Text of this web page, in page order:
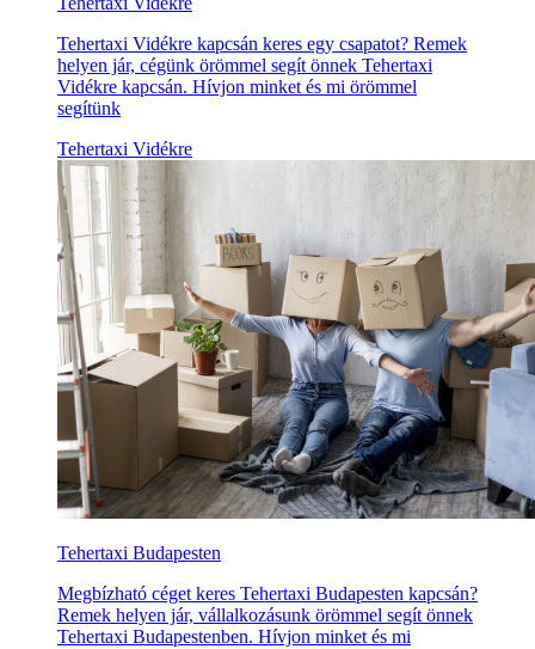
Tehertaxi Vidékre kapcsán keres egy csapatot? Remek
helyen jár, cégünk örömmel segít önnek Tehertaxi
Vidékre kapcsán. Hívjon minket és mi örömmel
segítünk
Tehertaxi Vidékre
Tehertaxi Budapesten
Megbízható céget keres Tehertaxi Budapesten kapcsán?
Remek helyen jár, vállalkozásunk örömmel segít önnek
Tehertaxi Budapestenben. Hívjon minket és mi